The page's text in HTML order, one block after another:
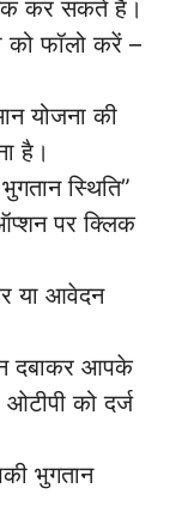
कर सकते हैं।
को फॉलो करें –
योजना की
है।
स्थिति”
पर क्लिक
या आवेदन
दबाकर आपके
को दर्ज
भुगतान